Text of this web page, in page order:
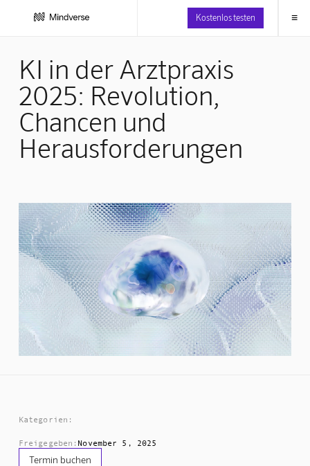
Kostenlos testen ≡
KI in der Arztpraxis
2025: Revolution,
Chancen und
Herausforderungen
Kategorien:
Freigegeben: November 5, 2025
Termin buchen